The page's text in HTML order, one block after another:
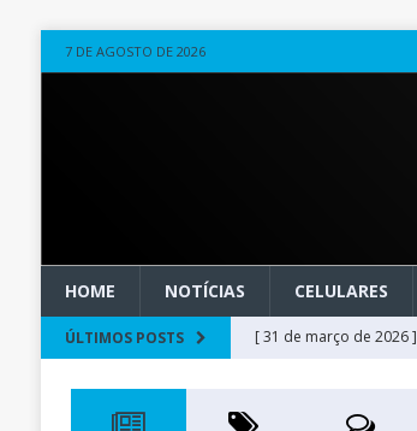
7 DE AGOSTO DE 2026
HOME NOTÍCIAS CELULARES
ÚLTIMOS POSTS [ 31 de março de 2026 ]
[ 20 de março de 2026 ]